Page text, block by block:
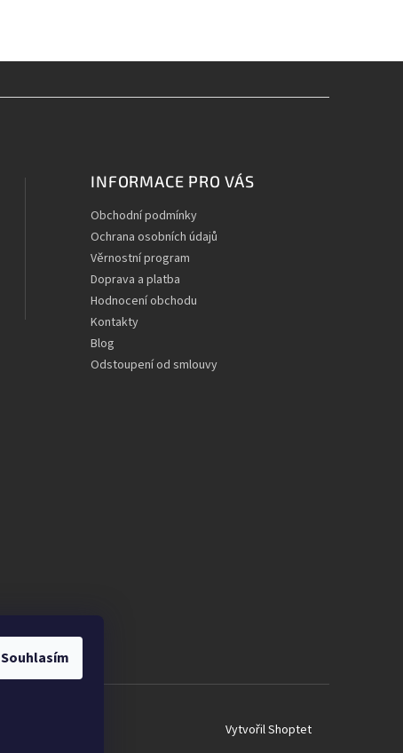
Souhlasím
INFORMACE PRO VÁS
Obchodní podmínky
Ochrana osobních údajů
Věrnostní program
Doprava a platba
Hodnocení obchodu
Kontakty
Blog
Odstoupení od smlouvy
Vytvořil Shoptet